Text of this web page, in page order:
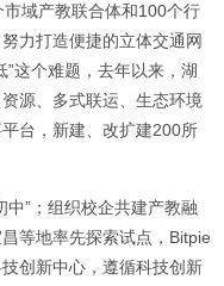
域产教联合体和100个行
力打造便捷的立体交通网
这个难题，去年以来，湖
源、多式联运、生态环境
台，新建、改扩建200所
”；组织校企共建产教融
等地率先探索试点，Bitpie
创新中心，遵循科技创新